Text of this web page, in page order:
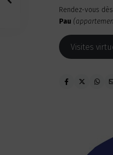
Rendez-vous
Pau
Visites